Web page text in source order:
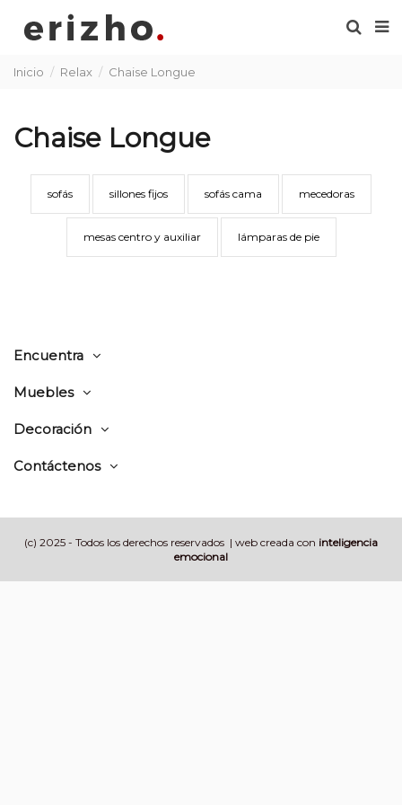
Inicio Relax Chaise Longue
Chaise Longue
sofás sillones fijos sofás cama mecedoras
mesas centro y auxiliar lámparas de pie
Encuentra
Muebles
Decoración
Contáctenos
(c) 2025 - Todos los derechos reservados | web creada con inteligencia
emocional